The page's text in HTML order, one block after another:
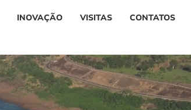
INOVAÇÃO VISITAS CONTATOS